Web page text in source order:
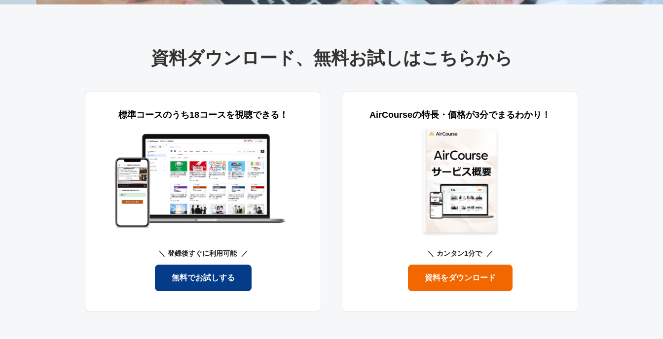
資料ダウンロード、 無料お試しはこちらから
標準コースのうち18コースを視聴できる！
登録後すぐに利用可能
無料でお試しする
AirCourseの特長・価格が3分でまるわかり！
カンタン1分で
資料をダウンロード